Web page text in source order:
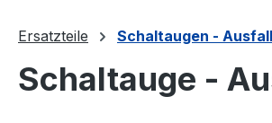
Ersatzteile Schaltaugen -
Schaltauge -